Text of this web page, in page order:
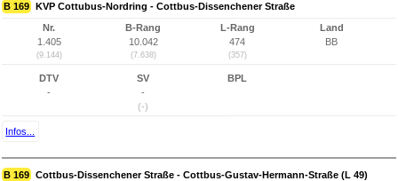
B 169 KVP Cottubus-Nordring - Cottbus-Dissenchener Straße
Nr.
1.405
(9.144)
B-Rang
10.042
(7.638)
L-Rang
474
(357)
Land
BB
DTV
-
SV
-
(-)
BPL
Infos...
B 169 Cottbus-Dissenchener Straße - Cottbus-Gustav-Hermann-Straße (L 49)